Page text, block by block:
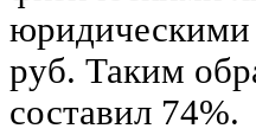
юридическими
руб. Таким
составил 74%.